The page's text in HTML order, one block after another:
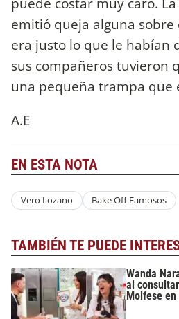
emitió queja alguna sobre
era justo lo que le habían
sus compañeros tuvieron
una pequeña trampa que
A.E
EN ESTA NOTA
Vero Lozano Bake Off Famosos
TAMBIÉN TE PUEDE
Wanda
al
Molfese